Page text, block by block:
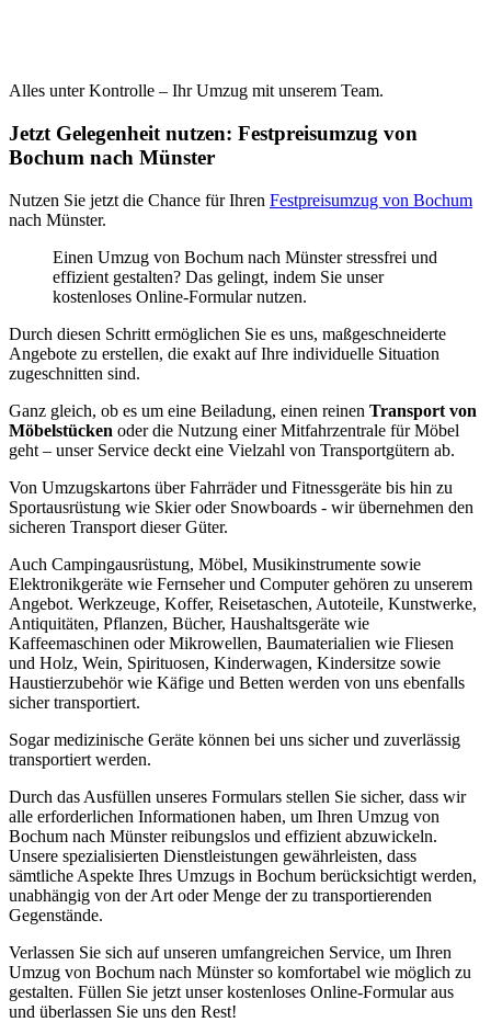
Alles unter Kontrolle – Ihr Umzug mit unserem Team.
Jetzt Gelegenheit nutzen: Festpreisumzug von
Bochum nach Münster
Nutzen Sie jetzt die Chance für Ihren Festpreisumzug von Bochum
nach Münster.
Einen Umzug von Bochum nach Münster stressfrei und
effizient gestalten? Das gelingt, indem Sie unser
kostenloses Online-Formular nutzen.
Durch diesen Schritt ermöglichen Sie es uns, maßgeschneiderte
Angebote zu erstellen, die exakt auf Ihre individuelle Situation
zugeschnitten sind.
Ganz gleich, ob es um eine Beiladung, einen reinen Transport von
Möbelstücken oder die Nutzung einer Mitfahrzentrale für Möbel
geht – unser Service deckt eine Vielzahl von Transportgütern ab.
Von Umzugskartons über Fahrräder und Fitnessgeräte bis hin zu
Sportausrüstung wie Skier oder Snowboards - wir übernehmen den
sicheren Transport dieser Güter.
Auch Campingausrüstung, Möbel, Musikinstrumente sowie
Elektronikgeräte wie Fernseher und Computer gehören zu unserem
Angebot. Werkzeuge, Koffer, Reisetaschen, Autoteile, Kunstwerke,
Antiquitäten, Pflanzen, Bücher, Haushaltsgeräte wie
Kaffeemaschinen oder Mikrowellen, Baumaterialien wie Fliesen
und Holz, Wein, Spirituosen, Kinderwagen, Kindersitze sowie
Haustierzubehör wie Käfige und Betten werden von uns ebenfalls
sicher transportiert.
Sogar medizinische Geräte können bei uns sicher und zuverlässig
transportiert werden.
Durch das Ausfüllen unseres Formulars stellen Sie sicher, dass wir
alle erforderlichen Informationen haben, um Ihren Umzug von
Bochum nach Münster reibungslos und effizient abzuwickeln.
Unsere spezialisierten Dienstleistungen gewährleisten, dass
sämtliche Aspekte Ihres Umzugs in Bochum berücksichtigt werden,
unabhängig von der Art oder Menge der zu transportierenden
Gegenstände.
Verlassen Sie sich auf unseren umfangreichen Service, um Ihren
Umzug von Bochum nach Münster so komfortabel wie möglich zu
gestalten. Füllen Sie jetzt unser kostenloses Online-Formular aus
und überlassen Sie uns den Rest!